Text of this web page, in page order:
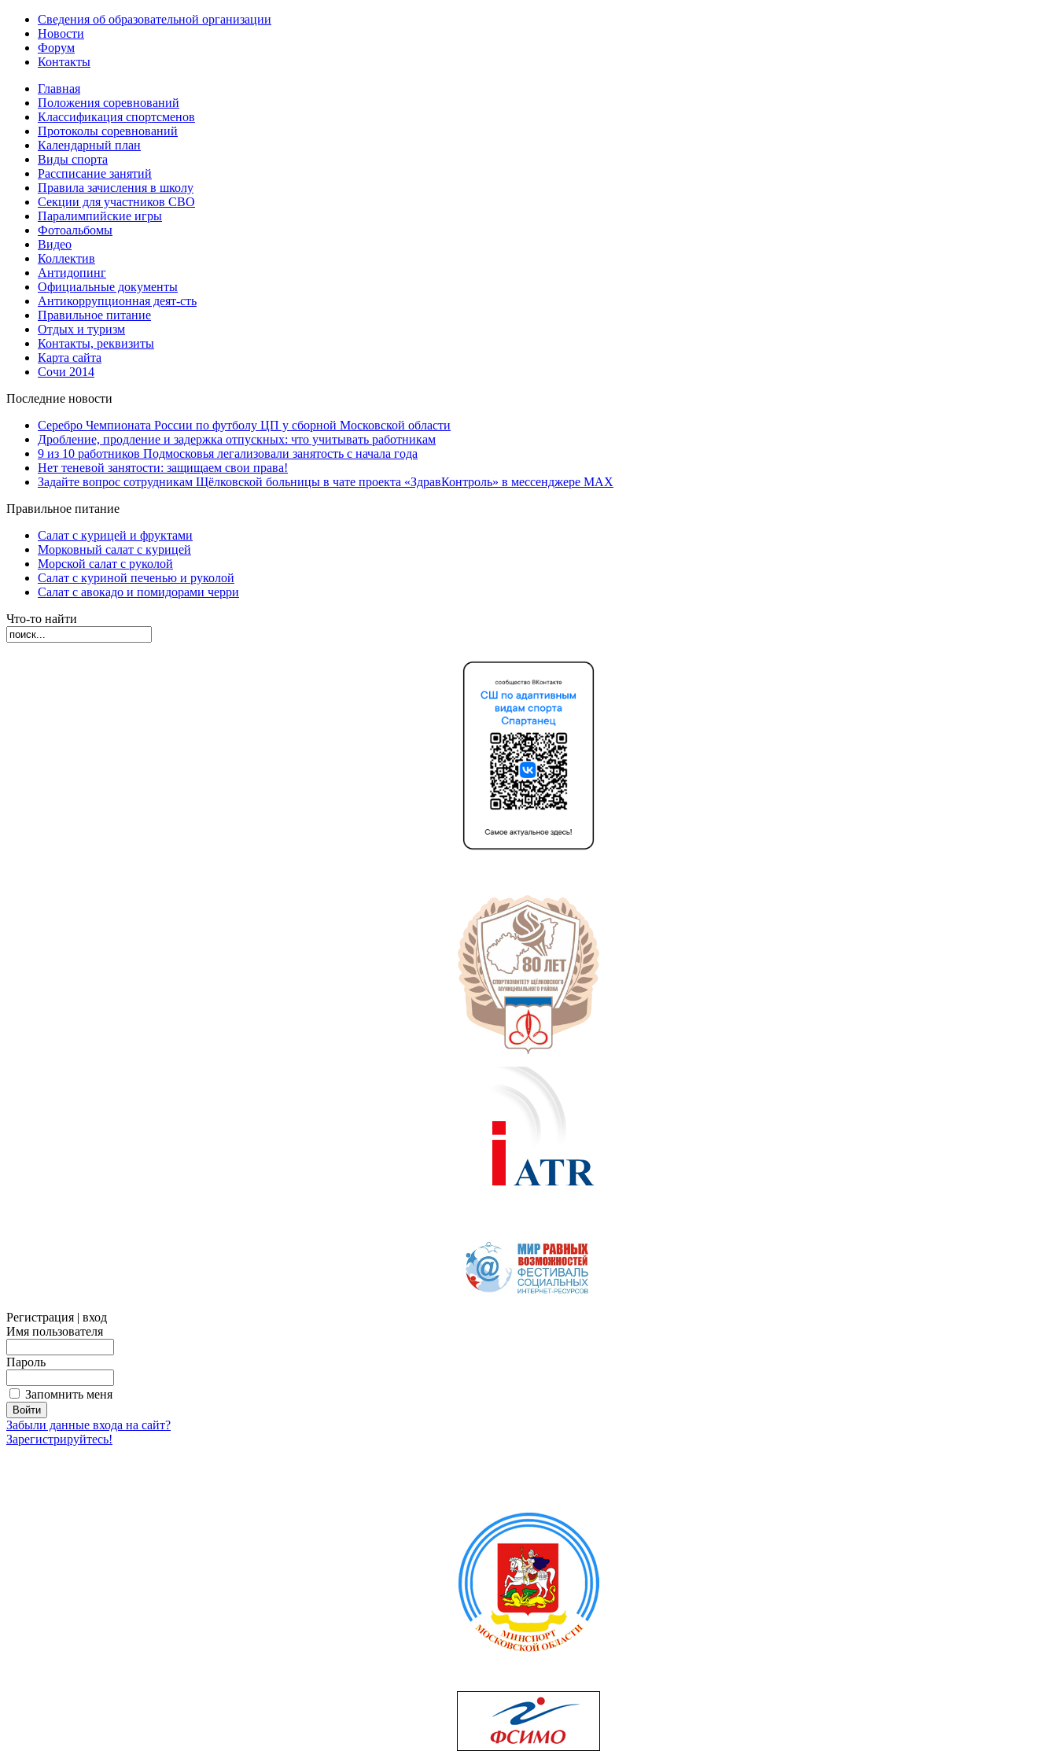
Сведения об образовательной организации
Новости
Форум
Контакты
Главная
Положения соревнований
Классификация спортсменов
Протоколы соревнований
Календарный план
Виды спорта
Рассписание занятий
Правила зачисления в школу
Секции для участников СВО
Паралимпийские игры
Фотоальбомы
Видео
Коллектив
Антидопинг
Официальные документы
Антикоррупционная деят-сть
Правильное питание
Отдых и туризм
Контакты, реквизиты
Карта сайта
Сочи 2014
Последние новости
Серебро Чемпионата России по футболу ЦП у сборной Московской области
Дробление, продление и задержка отпускных: что учитывать работникам
9 из 10 работников Подмосковья легализовали занятость с начала года
Нет теневой занятости: защищаем свои права!
Задайте вопрос сотрудникам Щёлковской больницы в чате проекта «ЗдравКонтроль» в мессенджере МАХ
Правильное питание
Салат с курицей и фруктами
Морковный салат с курицей
Морской салат с руколой
Салат с куриной печенью и руколой
Салат с авокадо и помидорами черри
Что-то найти
Регистрация | вход
Имя пользователя
Пароль
Запомнить меня
Забыли данные входа на сайт?
Зарегистрируйтесь!